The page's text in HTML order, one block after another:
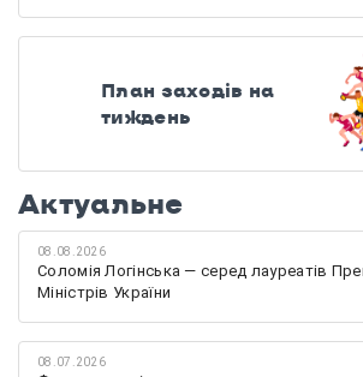
План заходів на
тиждень
Актуальне
08.08.2026
Соломія Логінська — серед лауреатів
Міністрів України
08.07.2026